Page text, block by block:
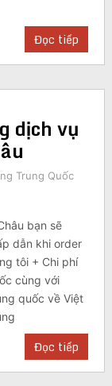
Đọc tiếp
dịch vụ
Trung Quốc
bạn sẽ
dẫn khi order
tôi + Chi phí
cùng với
quốc về Việt
Đọc tiếp